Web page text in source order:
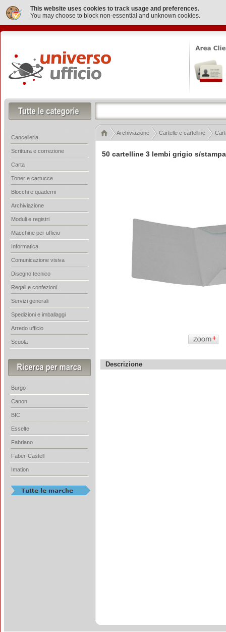
This website uses cookies to track usage and preferences.
You may choose to block non-essential and unknown cookies.
50 cartelline 3 lembi grigio s/
Descrizione
Archiviazione Cartelle e cartelline
Cancelleria
Scrittura e correzione
Carta
Toner e cartucce
Blocchi e quaderni
Archiviazione
Moduli e registri
Macchine per ufficio
Informatica
Comunicazione visiva
Disegno tecnico
Regali e confezioni
Servizi generali
Spedizioni e imballaggi
Arredo ufficio
Scuola
Burgo
Canon
BIC
Esselte
Fabriano
Faber-Castell
Imation